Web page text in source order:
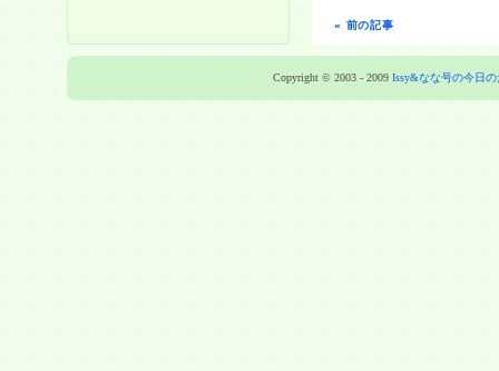
« 前の記事
Copyright © 2003 - 2009 Issy&なな号の今日